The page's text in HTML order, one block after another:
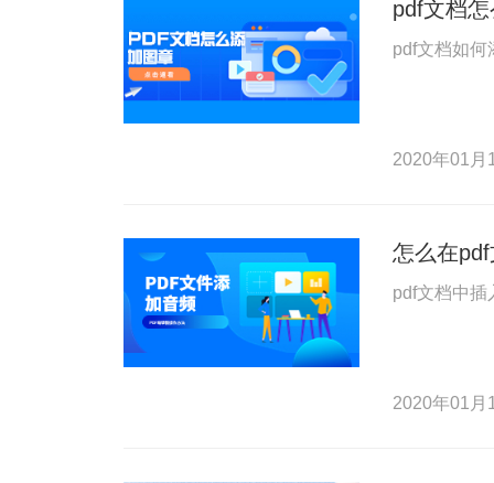
pdf文档
pdf文档如何
2020年01月
怎么在
pdf文档中插
2020年01月